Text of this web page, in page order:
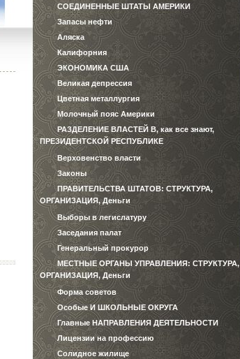
СОЕДИНЕННЫЕ ШТАТЫ АМЕРИКИ
Запасы нефти
Аляска
Калифорния
ЭКОНОМИКА США
Великая депрессия
Цветная металлургия
Молочный пояс Америки
РАЗДЕЛЕНИЕ ВЛАСТЕЙ В, как все знают,
ПРЕЗИДЕНТСКОЙ РЕСПУБЛИКЕ
Верховенство власти
Законы
ПРАВИТЕЛЬСТВА ШТАТОВ: СТРУКТУРА,
ОРГАНИЗАЦИЯ, Деньги
Выборы в легислатуру
Заседания палат
Генеральный прокурор
МЕСТНЫЕ ОРГАНЫ УПРАВЛЕНИЯ: СТРУКТУРА,
ОРГАНИЗАЦИЯ, Деньги
Форма советов
Особые И ШКОЛЬНЫЕ ОКРУГА
Главные НАПРАВЛЕНИЯ ДЕЯТЕЛЬНОСТИ
Лицензии на профессию
Солидное жилище